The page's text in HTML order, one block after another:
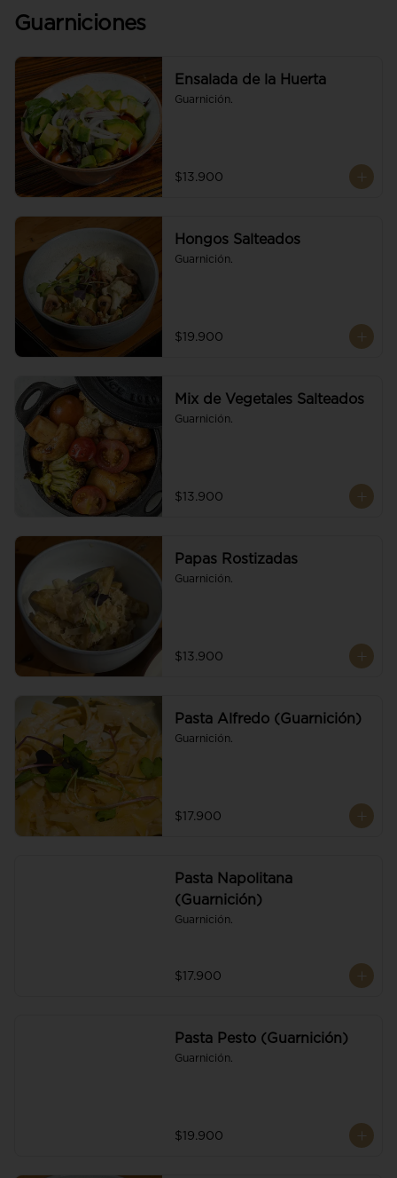
Guarniciones
Ensalada de la Huerta
Guarnición.
$13.900
Hongos Salteados
Guarnición.
$19.900
Mix de Vegetales Salteados
Guarnición.
$13.900
Papas Rostizadas
Guarnición.
$13.900
Pasta Alfredo (Guarnición)
Guarnición.
$17.900
Pasta Napolitana
(Guarnición)
Guarnición.
$17.900
Pasta Pesto (Guarnición)
Guarnición.
$19.900